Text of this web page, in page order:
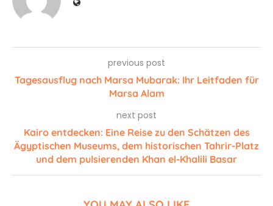
previous post
Tagesausflug nach Marsa Mubarak: Ihr Leitfaden für
Marsa Alam
next post
Kairo entdecken: Eine Reise zu den Schätzen des
Ägyptischen Museums, dem historischen Tahrir-Platz
und dem pulsierenden Khan el-Khalili Basar